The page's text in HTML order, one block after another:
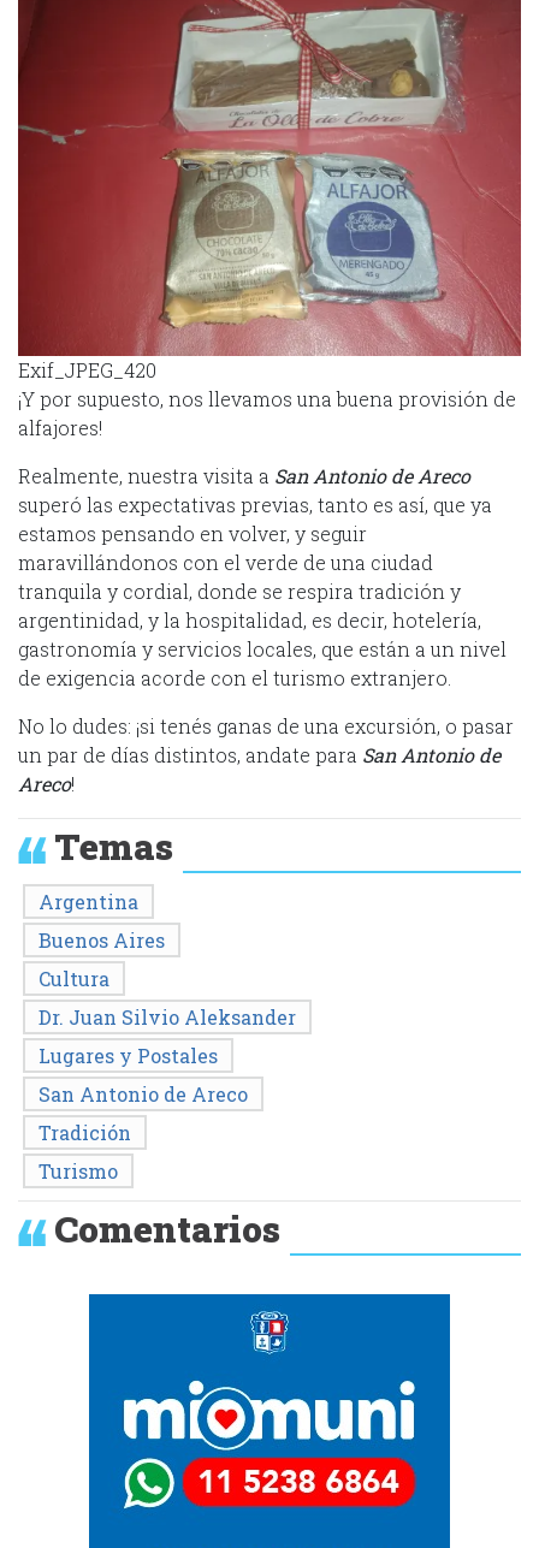
Exif_JPEG_420
¡Y por supuesto, nos llevamos una buena provisión de
alfajores!
Realmente, nuestra visita a San Antonio de Areco
superó las expectativas previas, tanto es así, que ya
estamos pensando en volver, y seguir
maravillándonos con el verde de una ciudad
tranquila y cordial, donde se respira tradición y
argentinidad, y la hospitalidad, es decir, hotelería,
gastronomía y servicios locales, que están a un nivel
de exigencia acorde con el turismo extranjero.
No lo dudes: ¡si tenés ganas de una excursión, o pasar
un par de días distintos, andate para San Antonio de
Areco!
Temas
Argentina
Buenos Aires
Cultura
Dr. Juan Silvio Aleksander
Lugares y Postales
San Antonio de Areco
Tradición
Turismo
Comentarios